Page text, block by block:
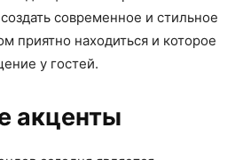
современное и стильное
приятно находиться и которое
у гостей.
акценты